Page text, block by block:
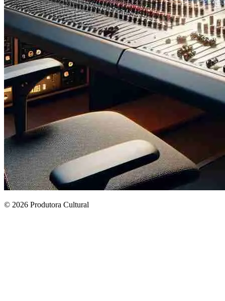
© 2026 Produtora Cultural